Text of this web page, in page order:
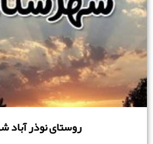
روستای نوذر آباد